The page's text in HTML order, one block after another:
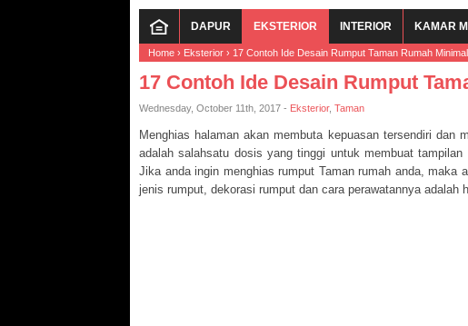
DAPUR EKSTERIOR INTERIOR KAMAR
Home › Eksterior › 17 Contoh Ide Desain Rumput Taman Rumah
17 Contoh Ide Desain Rumput
Wednesday, October 11th, 2017 - Eksterior, Taman
Menghias halaman akan membuta kepuasan tersendiri dan
adalah salahsatu dosis yang tinggi untuk membuat
Jika anda ingin menghias rumput Taman rumah anda, maka
jenis rumput, dekorasi rumput dan cara perawatannya adalah